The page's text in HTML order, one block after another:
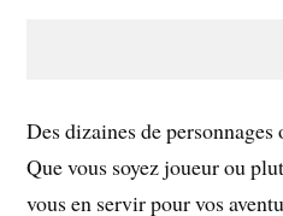
Des dizaines de
Que vous soyez joueur ou
vous en servir pour vos